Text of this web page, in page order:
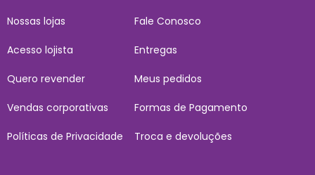
Nossas lojas
Acesso lojista
Quero revender
Vendas corporativas
Políticas de Privacidade
Fale Conosco
Entregas
Meus pedidos
Formas de Pagamento
Troca e devoluções